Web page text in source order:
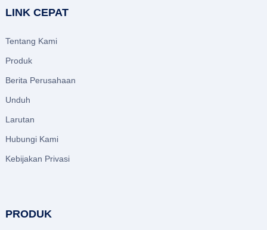
LINK CEPAT
Tentang Kami
Produk
Berita Perusahaan
Unduh
Larutan
Hubungi Kami
Kebijakan Privasi
PRODUK